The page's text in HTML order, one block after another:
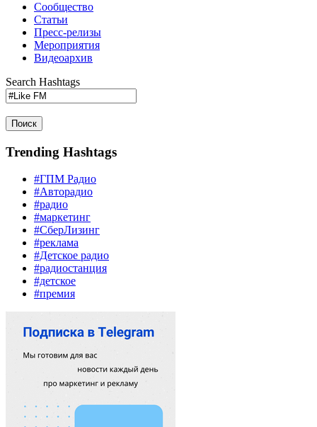
Сообщество
Статьи
Пресс-релизы
Мероприятия
Видеоархив
Search Hashtags
Поиск
Trending Hashtags
#ГПМ Радио
#Авторадио
#радио
#маркетинг
#СберЛизинг
#реклама
#Детское радио
#радиостанция
#детское
#премия